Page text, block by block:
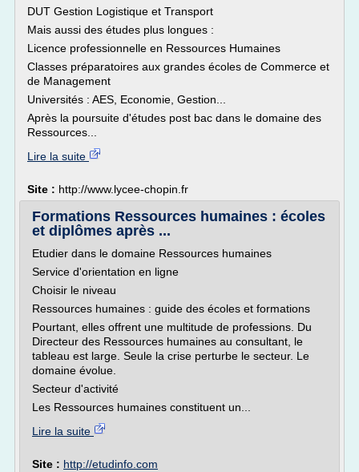
DUT Gestion Logistique et Transport
Mais aussi des études plus longues :
Licence professionnelle en Ressources Humaines
Classes préparatoires aux grandes écoles de Commerce et
de Management
Universités : AES, Economie, Gestion...
Après la poursuite d'études post bac dans le domaine des
Ressources...
Lire la suite
Site : http://www.lycee-chopin.fr
Formations Ressources humaines : écoles
et diplômes après ...
Etudier dans le domaine Ressources humaines
Service d'orientation en ligne
Choisir le niveau
Ressources humaines : guide des écoles et formations
Pourtant, elles offrent une multitude de professions. Du
Directeur des Ressources humaines au consultant, le
tableau est large. Seule la crise perturbe le secteur. Le
domaine évolue.
Secteur d'activité
Les Ressources humaines constituent un...
Lire la suite
Site : http://etudinfo.com